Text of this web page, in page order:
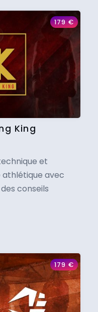
179€
King
et
athlétique avec
conseils
179€